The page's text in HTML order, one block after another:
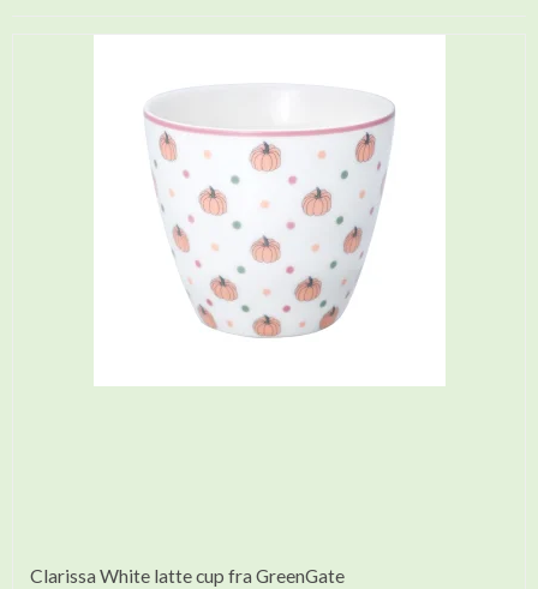
Clarissa White latte cup fra GreenGate